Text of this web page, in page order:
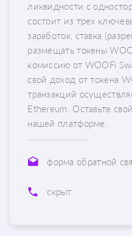
ликвидности с
состоит из трех
заработок, ставка
размещать токены
комиссию от WOOFi
свой доход от токена
транзакций
Ethereum. Оставьте
нашей платформе.
форма обратной
скрыт